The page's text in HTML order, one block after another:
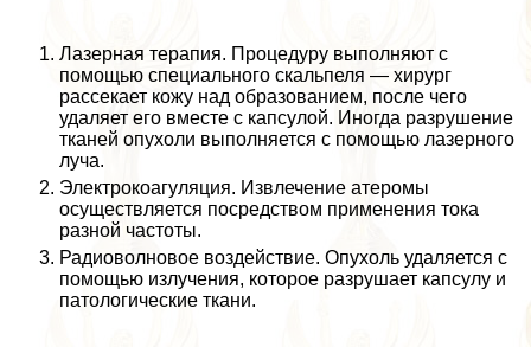
Лазерная терапия. Процедуру выполняют с
помощью специального скальпеля — хирург
рассекает кожу над образованием, после чего
удаляет его вместе с капсулой. Иногда разрушение
тканей опухоли выполняется с помощью лазерного
луча.
Электрокоагуляция. Извлечение атеромы
осуществляется посредством применения тока
разной частоты.
Радиоволновое воздействие. Опухоль удаляется с
помощью излучения, которое разрушает капсулу и
патологические ткани.